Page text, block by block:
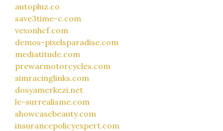
autopluz.co
save3time-c.com
vexonhcf.com
demos-pixelsparadise.com
mediatitude.com
prewarmotorcycles.com
simracinglinks.com
dosyamerkezi.net
le-surrealisme.com
showcasebeauty.com
insurancepolicyexpert.com